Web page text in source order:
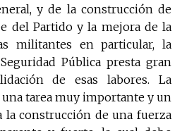
y de la construcción de
del Partido y la mejora de la
militantes en particular, la
Pública presta gran
de esas labores. La
tarea muy importante y un
la construcción de una fuerza